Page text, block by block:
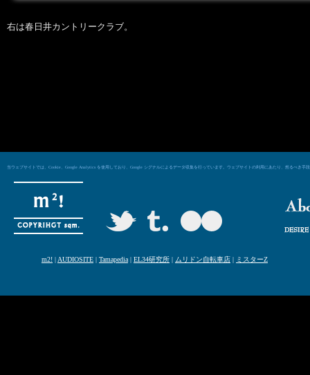
右は春日井カントリークラブ。
当ウェブサイトでは、Cookie、Google Analytics を使用しており、Google シグナルによるデータ収集を行っています。ウェブサイトの利用にあたり、然るべき
m2! | AUDIOSITE | Tamapedia | EL34研究所 | ムリドン自転車店 | ミスターZ